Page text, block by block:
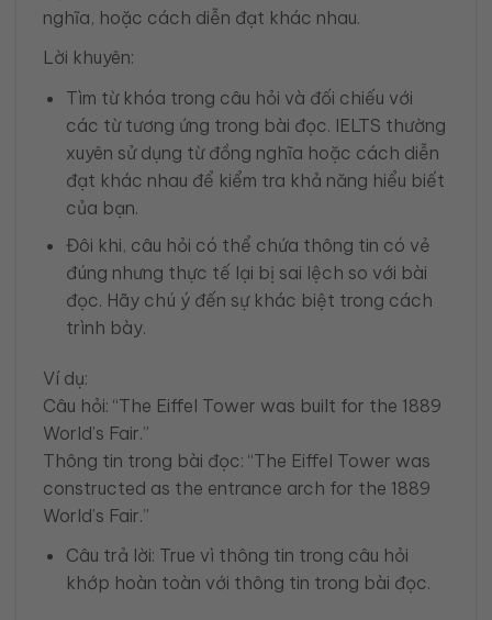
nghĩa, hoặc cách diễn đạt khác nhau.
Lời khuyên:
Tìm từ khóa trong câu hỏi và đối chiếu với
các từ tương ứng trong bài đọc. IELTS thường
xuyên sử dụng từ đồng nghĩa hoặc cách diễn
đạt khác nhau để kiểm tra khả năng hiểu biết
của bạn.
Đôi khi, câu hỏi có thể chứa thông tin có vẻ
đúng nhưng thực tế lại bị sai lệch so với bài
đọc. Hãy chú ý đến sự khác biệt trong cách
trình bày.
Ví dụ:
Câu hỏi: “The Eiffel Tower was built for the 1889
World’s Fair.”
Thông tin trong bài đọc: “The Eiffel Tower was
constructed as the entrance arch for the 1889
World’s Fair.”
Câu trả lời: True vì thông tin trong câu hỏi
khớp hoàn toàn với thông tin trong bài đọc.